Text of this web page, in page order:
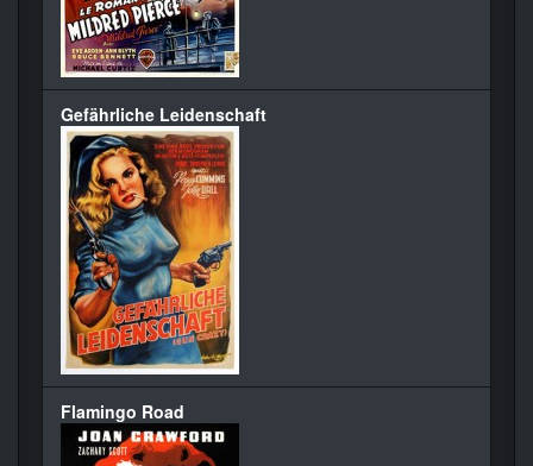
Gefährliche Leidenschaft
Flamingo Road